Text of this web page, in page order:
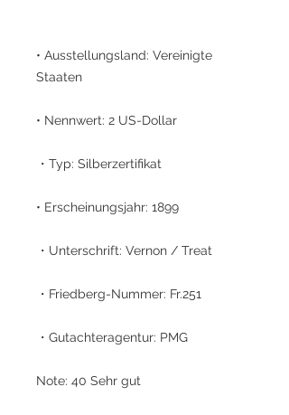
• Ausstellungsland: Vereinigte
Staaten
• Nennwert: 2 US-Dollar
・Typ: Silberzertifikat
• Erscheinungsjahr: 1899
・Unterschrift: Vernon / Treat
・Friedberg-Nummer: Fr.251
・Gutachteragentur: PMG
Note: 40 Sehr gut